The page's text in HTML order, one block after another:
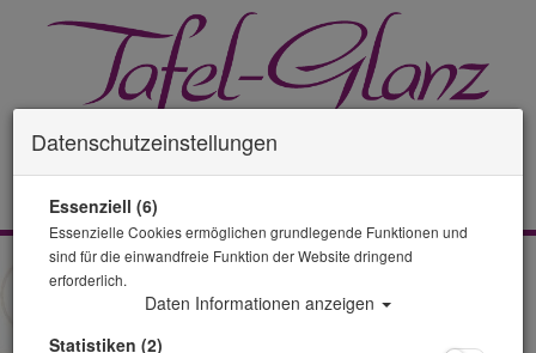
Zurück
Alle Artikel zeigen aus: Besteck Classic
Datenschutzeinstellungen
Essenziell (6)
Essenzielle Cookies ermöglichen grundlegende Funktionen und
sind für die einwandfreie Funktion der Website dringend
erforderlich.
Daten Informationen anzeigen
Statistiken (2)